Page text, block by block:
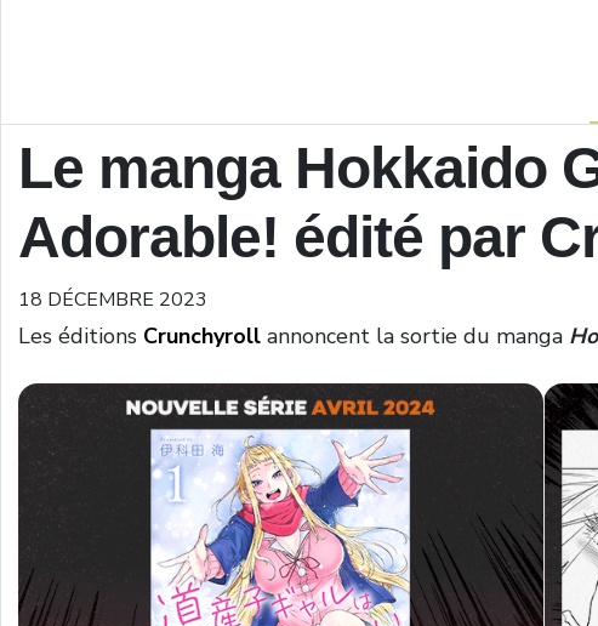
Le manga Hokkaido
Adorable! édité par
18 DÉCEMBRE 2023
Les éditions Crunchyroll annoncent la sortie du manga